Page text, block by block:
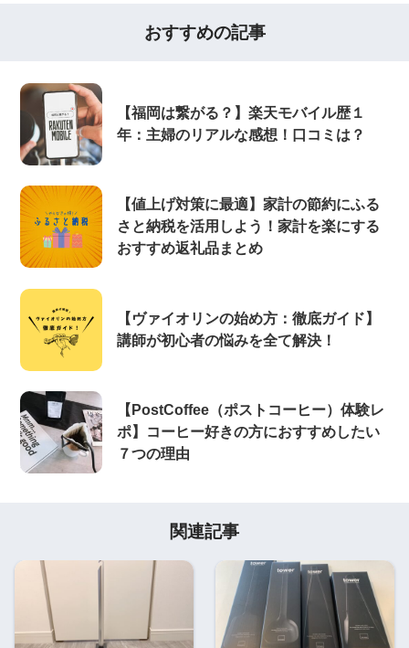
おすすめの記事
【福岡は繋がる？】楽天モバイル歴１
年：主婦のリアルな感想！口コミは？
【値上げ対策に最適】家計の節約にふる
さと納税を活用しよう！家計を楽にする
おすすめ返礼品まとめ
【ヴァイオリンの始め方：徹底ガイド】
講師が初心者の悩みを全て解決！
【PostCoffee（ポストコーヒー）体験レ
ポ】コーヒー好きの方におすすめしたい
７つの理由
関連記事